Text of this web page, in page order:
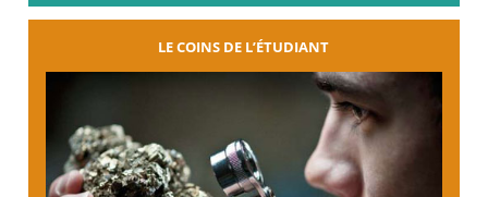
LE COINS DE L’ÉTUDIANT